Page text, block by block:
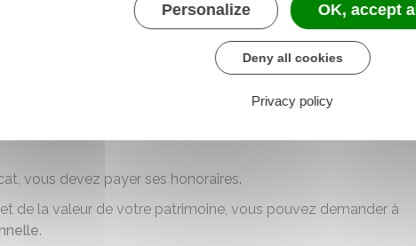
Vous êtes représenté par un avocat
instruction est-elle payante ?
vous devez payer ses honoraires.
de la valeur de votre patrimoine, vous pouvez demander à
.
Personalize OK, accept all
Deny all cookies
Privacy policy